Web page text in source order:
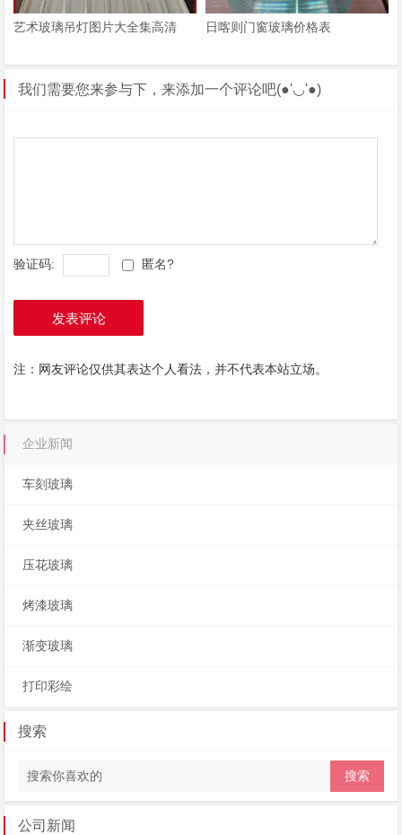
艺术玻璃吊灯图片大全集高清 日喀则门窗玻璃价格表
我们需要您来参与下，来添加一个评论吧(●'◡'●)
验证码: 匿名?
发表评论
注：网友评论仅供其表达个人看法，并不代表本站立场。
企业新闻
车刻玻璃
夹丝玻璃
压花玻璃
烤漆玻璃
渐变玻璃
打印彩绘
搜索
公司新闻